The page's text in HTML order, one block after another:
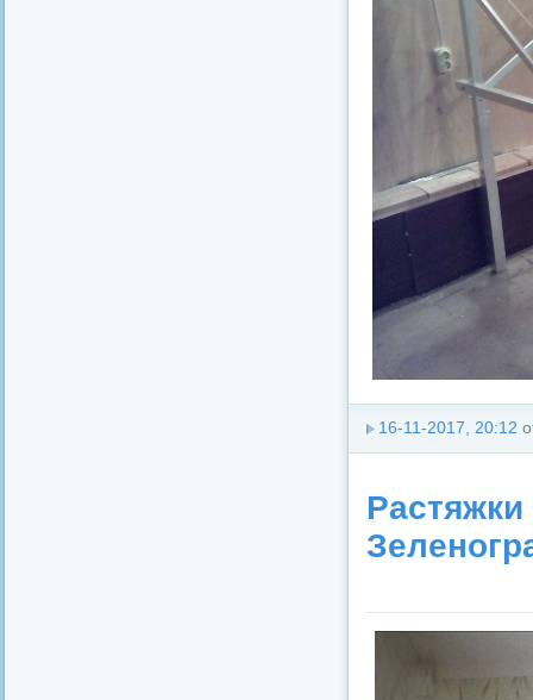
16-11-2017, 20:12